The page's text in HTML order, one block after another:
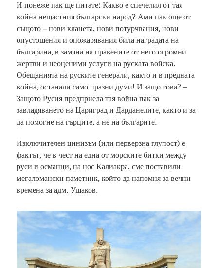
И понеже пак ще питате: Какво е спечелил от тая
война нещастния български народ? Ами пак още от
същото – нови кланета, нови потурчвания, нови
опустошения и опожарявания била наградата на
българина, в замяна на правените от него огромни
жертви и неоценими услуги на руската войска.
Обещанията на руските генерали, както и в предната
война, останали само празни думи! И защо това? –
Защото Русия предприела тая война пак за
завладяването на Цариград и Дарданелите, както и за
да помогне на гърците, а не на българите.
Изключителен цинизъм (или перверзна глупост) е
фактът, че в чест на една от морските битки между
руси и османци, на нос Калиакра, сме поставили
мегаломански паметник, който да напомня за вечни
времена за адм. Ушаков.